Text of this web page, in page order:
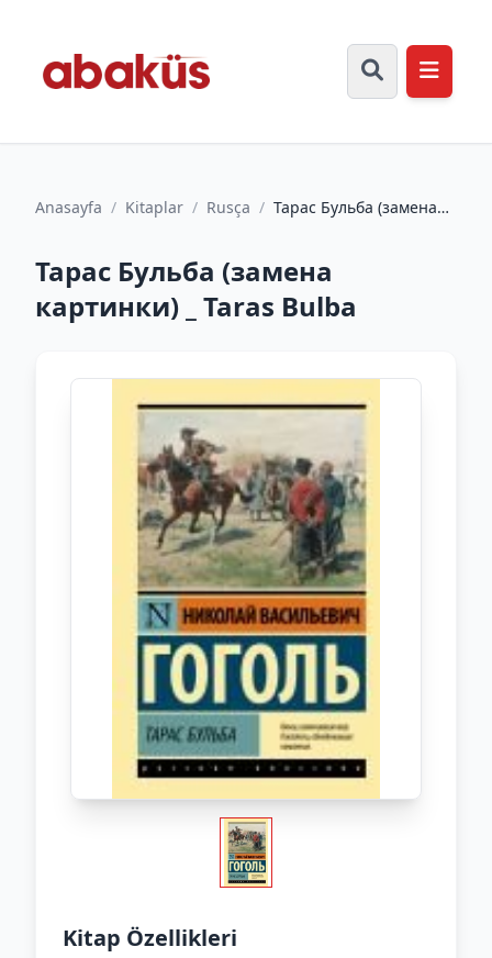
Anasayfa / Kitaplar / Rusça / Тарас Бульба (замена
Тарас Бульба (замена
картинки) _ Taras Bulba
Kitap Özellikleri